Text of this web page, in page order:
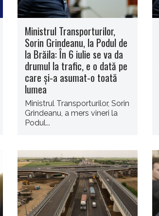
Ministrul Transporturilor,
Sorin Grindeanu, la Podul de
la Brăila: În 6 iulie se va da
drumul la trafic, e o dată pe
care şi-a asumat-o toată
lumea
Ministrul Transporturilor, Sorin
Grindeanu, a mers vineri la
Podul...